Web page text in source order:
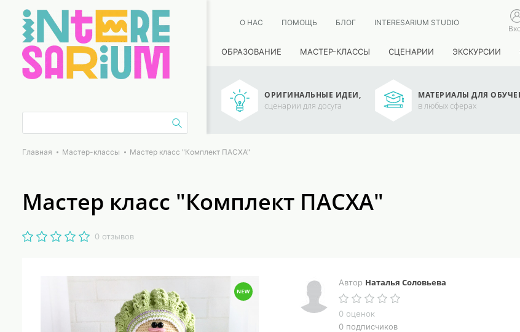
О НАС ПОМОЩЬ БЛОГ INTERESARIUM STUDIO
ОБРАЗОВАНИЕ МАСТЕР-КЛАССЫ СЦЕНАРИИ ЭКСКУРСИИ
ОРИГИНАЛЬНЫЕ ИДЕИ,
сценарии для досуга
МАТЕРИАЛЫ ДЛЯ
в любых сферах
Главная Мастер-классы Мастер класс "Комплект ПАСХА"
Мастер класс "Комплект ПАСХА"
0 отзывов
Автор Наталья Соловьева
0 оценок
0 подписчиков